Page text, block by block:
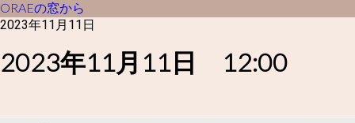
ORAEの窓から
2023年11月11日
2023年11月11日 12:00